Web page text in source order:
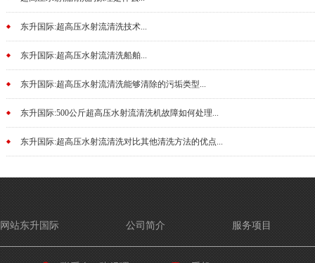
东升国际:超高压水射流清洗技术...
东升国际:超高压水射流清洗船舶...
东升国际:超高压水射流清洗能够清除的污垢类型...
东升国际:500公斤超高压水射流清洗机故障如何处理...
东升国际:超高压水射流清洗对比其他清洗方法的优点...
网站东升国际 公司简介 服务项目